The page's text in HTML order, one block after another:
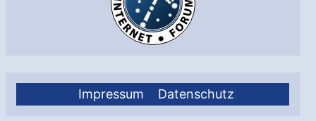
Impressum Datenschutz